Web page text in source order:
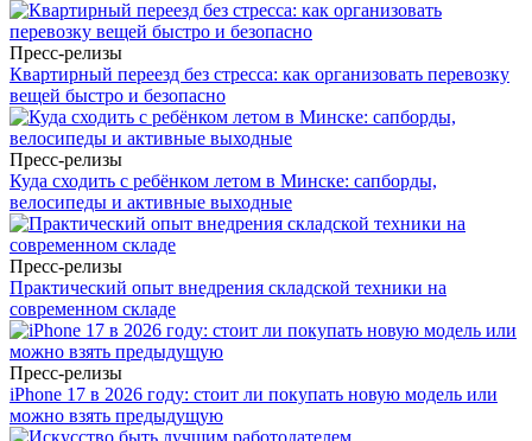
Пресс-релизы
Квартирный переезд без стресса: как организовать перевозку
вещей быстро и безопасно
Пресс-релизы
Куда сходить с ребёнком летом в Минске: сапборды,
велосипеды и активные выходные
Пресс-релизы
Практический опыт внедрения складской техники на
современном складе
Пресс-релизы
iPhone 17 в 2026 году: стоит ли покупать новую модель или
можно взять предыдущую